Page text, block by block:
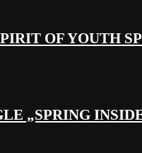
OF YOUTH
„SPRING